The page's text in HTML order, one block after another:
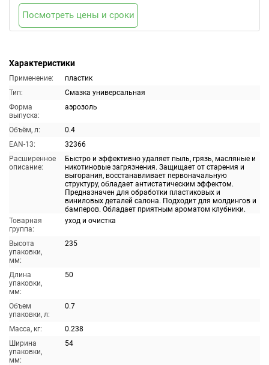
Характеристики
Применение:
пластик
Тип:
Смазка универсальная
Форма
выпуска:
аэрозоль
Объём, л:
0.4
EAN-13:
32366
Расширенное
описание:
Быстро и эффективно удаляет пыль, грязь, масляные и
никотиновые загрязнения. Защищает от старения и
выгорания, восстанавливает первоначальную
структуру, обладает антистатическим эффектом.
Предназначен для обработки пластиковых и
виниловых деталей салона. Подходит для молдингов и
бамперов. Обладает приятным ароматом клубники.
Товарная
группа:
уход и очистка
Высота
упаковки,
мм:
235
Длина
упаковки,
мм:
50
Объем
упаковки, л:
0.7
Масса, кг:
0.238
Ширина
упаковки,
мм:
54
Посмотреть цены и сроки